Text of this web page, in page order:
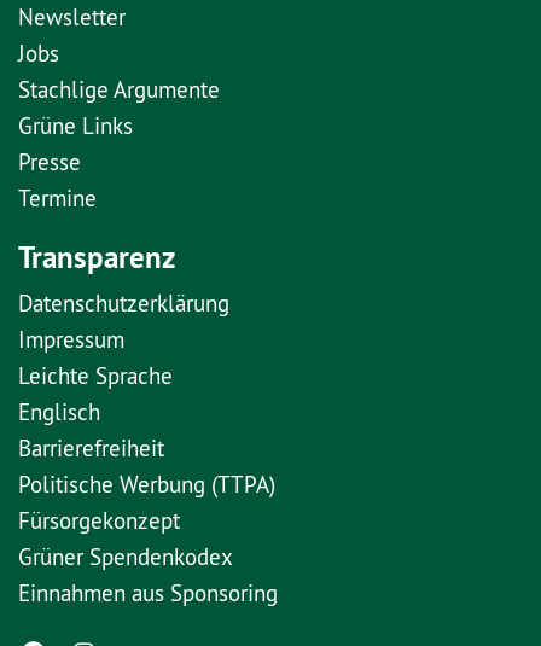
Newsletter
Jobs
Stachlige Argumente
Grüne Links
Presse
Termine
Transparenz
Datenschutzerklärung
Impressum
Leichte Sprache
Englisch
Barrierefreiheit
Politische Werbung (TTPA)
Fürsorgekonzept
Grüner Spendenkodex
Einnahmen aus Sponsoring